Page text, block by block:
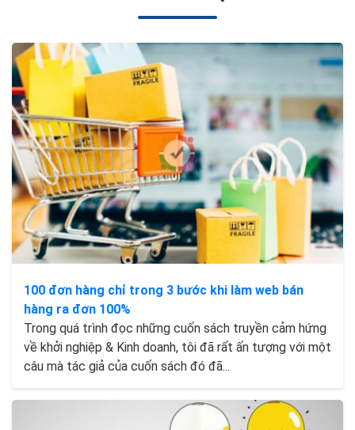
100 đơn hàng chỉ trong 3 bước khi làm web bán
hàng ra đơn 100%
Trong quá trình đọc những cuốn sách truyền cảm hứng
về khởi nghiệp & Kinh doanh, tôi đã rất ấn tượng với một
câu mà tác giả của cuốn sách đó đã...